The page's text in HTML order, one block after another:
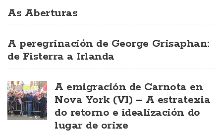
As Aberturas
A peregrinación de George Grisaphan:
de Fisterra a Irlanda
A emigración de Carnota en
Nova York (VI) – A estratexia
do retorno e idealización do
lugar de orixe